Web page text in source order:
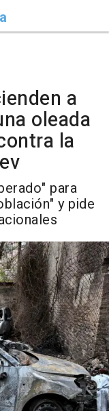
a
oleada
la
para
y pide